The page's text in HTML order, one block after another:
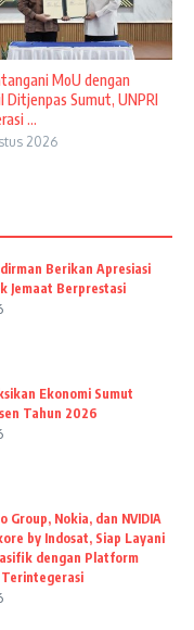
MoU dengan
Ditjenpas Sumut, UNPRI
...
2026
Berikan Apresiasi
Jemaat Berprestasi
Ekonomi Sumut
Tahun 2026
Group, Nokia, dan NVIDIA
by Indosat, Siap Layani
dengan Platform